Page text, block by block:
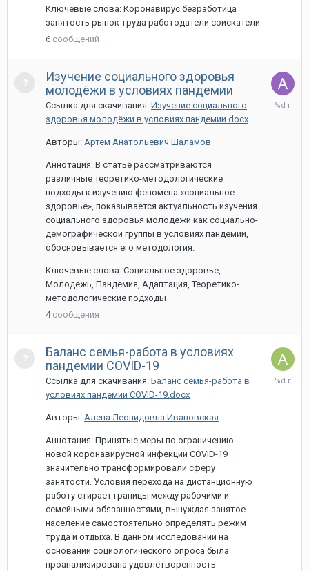
Ключевые слова: Коронавирус безработица
занятость рынок труда работодатели соискатели
6 сообщений
Изучение социального здоровья
молодёжи в условиях пандемии
Ссылка для скачивания: Изучение социального
здоровья молодёжи в условиях пандемии.docx
Авторы: Артём Анатольевич Шаламов
Аннотация: В статье рассматриваются
различные теоретико-методологические
подходы к изучению феномена «социальное
здоровье», показывается актуальность изучения
социального здоровья молодёжи как социально-
демографической группы в условиях пандемии,
обосновывается его методология.
Ключевые слова: Социальное здоровье,
Молодежь, Пандемия, Адаптация, Теоретико-
методологические подходы
4 сообщения
31
Баланс семья-работа в условиях
пандемии COVID-19
Ссылка для скачивания: Баланс семья-работа в
условиях пандемии COVID-19.docx
Авторы: Алена Леонидовна Ивановская
Аннотация: Принятые меры по ограничению
новой коронавирусной инфекции COVID-19
значительно трансформировали сферу
занятости. Условия перехода на дистанционную
работу стирает границы между рабочими и
семейными обязанностями, вынуждая занятое
население самостоятельно определять режим
труда и отдыха. В данном исследовании на
основании социологического опроса была
проанализирована удовлетворенность
31